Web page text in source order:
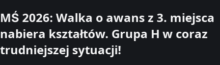
MŚ 2026: Walka o awans z 3. miejsca
nabiera kształtów. Grupa H w coraz
trudniejszej sytuacji!